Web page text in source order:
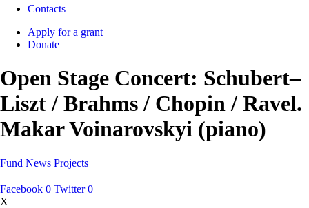
Contacts
Apply for a grant
Donate
Open Stage Concert: Schubert–
Liszt / Brahms / Chopin / Ravel.
Makar Voinarovskyi (piano)
Fund News Projects
Facebook 0 Twitter 0
X